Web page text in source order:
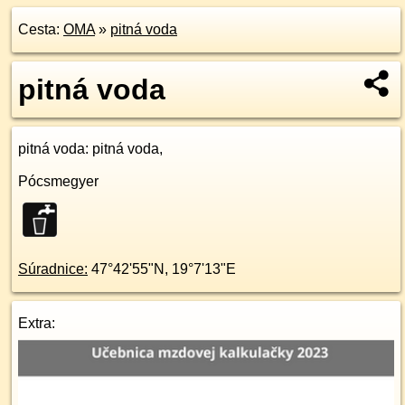
Cesta: OMA» pitná voda
pitná voda
pitná voda: pitná voda,
Pócsmegyer
Súradnice: 47°42'55"N , 19°7'13"E
Extra: